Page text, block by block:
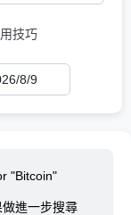
技巧
"Bitcoin"
做進一步搜尋